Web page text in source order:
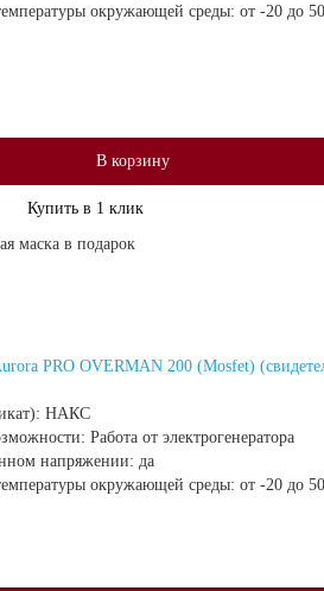
окружающей среды: от -20 до
В корзину
Купить в 1 клик
маска в подарок
PRO OVERMAN 200 (Mosfet)
НАКС
Работа от электрогенератора
напряжении: да
окружающей среды: от -20 до